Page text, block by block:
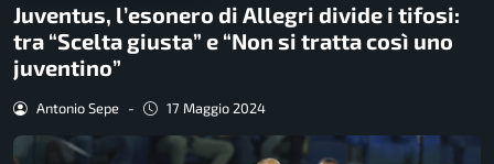
Juventus, l’esonero di Allegri divide i tifosi:
tra “Scelta giusta” e “Non si tratta così uno
juventino”
Antonio Sepe - 17 Maggio 2024